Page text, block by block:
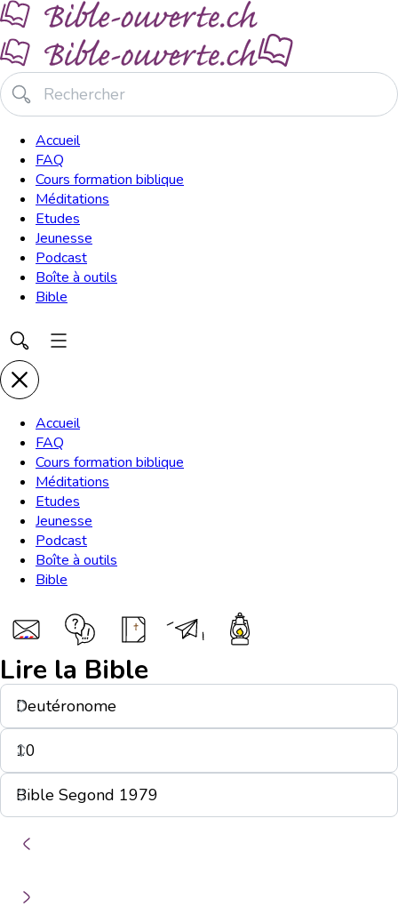
Accueil
FAQ
Cours formation biblique
Méditations
Etudes
Jeunesse
Podcast
Boîte à outils
Bible
Accueil
FAQ
Cours formation biblique
Méditations
Etudes
Jeunesse
Podcast
Boîte à outils
Bible
Lire la Bible